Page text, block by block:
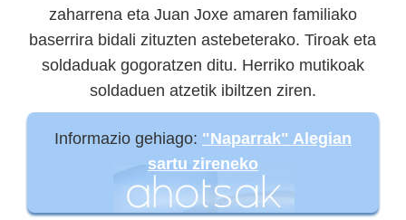
zaharrena eta Juan Joxe amaren familiako
baserrira bidali zituzten astebeterako. Tiroak eta
soldaduak gogoratzen ditu. Herriko mutikoak
soldaduen atzetik ibiltzen ziren.
Informazio gehiago: "Naparrak" Alegian
sartu zireneko